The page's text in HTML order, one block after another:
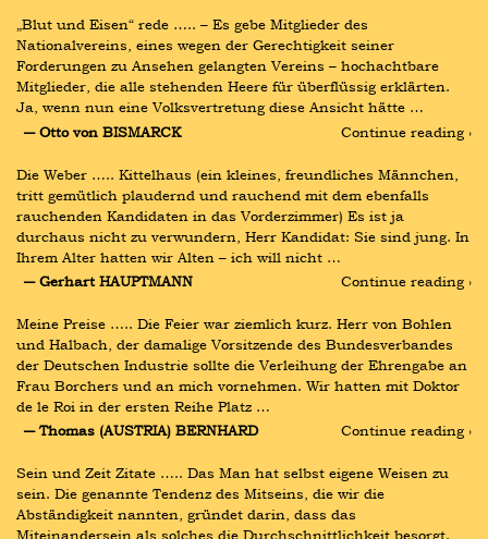
„Blut und Eisen“ rede ….. – Es gebe Mitglieder des
Nationalvereins, eines wegen der Gerechtigkeit seiner
Forderungen zu Ansehen gelangten Vereins – hochachtbare
Mitglieder, die alle stehenden Heere für überflüssig erklärten.
Ja, wenn nun eine Volksvertretung diese Ansicht hätte …
― Otto von BISMARCK
Continue reading ›
Die Weber ….. Kittelhaus (ein kleines, freundliches Männchen,
tritt gemütlich plaudernd und rauchend mit dem ebenfalls
rauchenden Kandidaten in das Vorderzimmer) Es ist ja
durchaus nicht zu verwundern, Herr Kandidat: Sie sind jung. In
Ihrem Alter hatten wir Alten – ich will nicht …
― Gerhart HAUPTMANN
Continue reading ›
Meine Preise ….. Die Feier war ziemlich kurz. Herr von Bohlen
und Halbach, der damalige Vorsitzende des Bundesverbandes
der Deutschen Industrie sollte die Verleihung der Ehrengabe an
Frau Borchers und an mich vornehmen. Wir hatten mit Doktor
de le Roi in der ersten Reihe Platz …
― Thomas (AUSTRIA) BERNHARD
Continue reading ›
Sein und Zeit Zitate ….. Das Man hat selbst eigene Weisen zu
sein. Die genannte Tendenz des Mitseins, die wir die
Abständigkeit nannten, gründet darin, dass das
Miteinandersein als solches die Durchschnittlichkeit besorgt.